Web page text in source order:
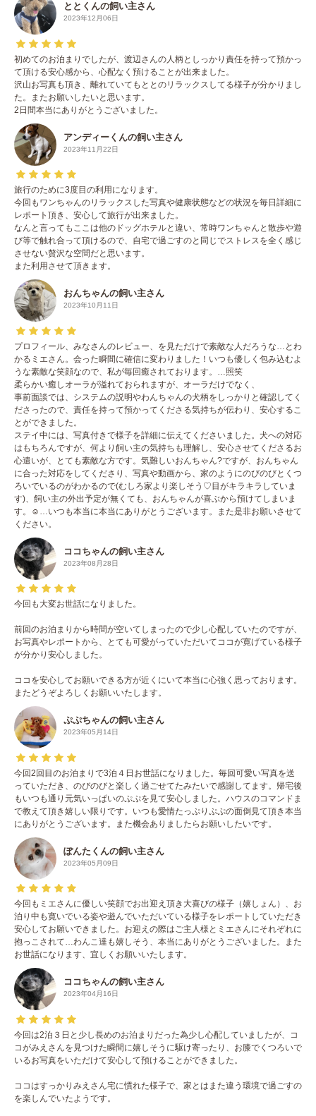
ととくんの飼い主さん
2023年12月06日
初めてのお泊まりでしたが、渡辺さんの人柄としっかり責任を持って預かっ
て頂ける安心感から、心配なく預けることが出来ました。
沢山お写真も頂き、離れていてもととのリラックスしてる様子が分かりまし
た。またお願いしたいと思います。
2日間本当にありがとうございました。
アンディーくんの飼い主さん
2023年11月22日
旅行のために3度目の利用になります。
今回もワンちゃんのリラックスした写真や健康状態などの状況を毎日詳細に
レポート頂き、安心して旅行が出来ました。
なんと言ってもここは他のドッグホテルと違い、常時ワンちゃんと散歩や遊
び等で触れ合って頂けるので、自宅で過ごすのと同じでストレスを全く感じ
させない贅沢な空間だと思います。
また利用させて頂きます。
おんちゃんの飼い主さん
2023年10月11日
プロフィール、みなさんのレビュー、を見ただけで素敵な人だろうな…とわ
かるミエさん。会った瞬間に確信に変わりました！いつも優しく包み込むよ
うな素敵な笑顔なので、私が毎回癒されております。…照笑
柔らかい癒しオーラが溢れておられますが、オーラだけでなく、
事前面談では、システムの説明やわんちゃんの犬柄をしっかりと確認してく
ださったので、責任を持って預かってくださる気持ちが伝わり、安心するこ
とができました。
ステイ中には、写真付きで様子を詳細に伝えてくださいました。犬への対応
はもちろんですが、何より飼い主の気持ちも理解し、安心させてくださるお
心遣いが、とても素敵な方です。気難しいおんちゃん?ですが、おんちゃん
に合った対応をしてくださり、写真や動画から、家のようにのびのびとくつ
ろいでいるのがわかるので(むしろ家より楽しそう♡目がキラキラしていま
す)、飼い主の外出予定が無くても、おんちゃんが喜ぶから預けてしまいま
す。☺️…いつも本当に本当にありがとうございます。また是非お願いさせて
ください。
ココちゃんの飼い主さん
2023年08月28日
今回も大変お世話になりました。
前回のお泊まりから時間が空いてしまったので少し心配していたのですが、
お写真やレポートから、とても可愛がっていただいてココが寛げている様子
が分かり安心しました。
ココを安心してお願いできる方が近くにいて本当に心強く思っております。
またどうぞよろしくお願いいたします。
ぷぷちゃんの飼い主さん
2023年05月14日
今回2回目のお泊まりで3泊４日お世話になりました。毎回可愛い写真を送
っていただき、のびのびと楽しく過ごせてたみたいで感謝してます。帰宅後
もいつも通り元気いっぱいのぷぷを見て安心しました。ハウスのコマンドま
で教えて頂き嬉しい限りです。いつも愛情たっぷりぷぷの面倒見て頂き本当
にありがとうございます。また機会ありましたらお願いしたいです。
ぽんたくんの飼い主さん
2023年05月09日
今回もミエさんに優しい笑顔でお出迎え頂き大喜びの様子（嬉しょん）、お
泊り中も寛いでいる姿や遊んでいただいている様子をレポートしていただき
安心してお願いできました。お迎えの際はご主人様とミエさんにそれぞれに
抱っこされて…わんこ達も嬉しそう、本当にありがとうございました。また
お世話になります、宜しくお願いいたします。
ココちゃんの飼い主さん
2023年04月16日
今回は2泊３日と少し長めのお泊まりだった為少し心配していましたが、コ
コがみえさんを見つけた瞬間に嬉しそうに駆け寄ったり、お膝でくつろいで
いるお写真をいただけて安心して預けることができました。
ココはすっかりみえさん宅に慣れた様子で、家とはまた違う環境で過ごすの
を楽しんでいたようです。